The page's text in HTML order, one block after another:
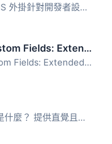
White Label CMS 外掛針對開發者設計，提供客戶更具個性化且...
Advanced Custom Fields: Extended
Advanced Custom Fields: Extended 是一款針對 ACF Pro 的全...
Nested Pages 是什麼？ 提供直覺且易於操作的拖放介面，以...